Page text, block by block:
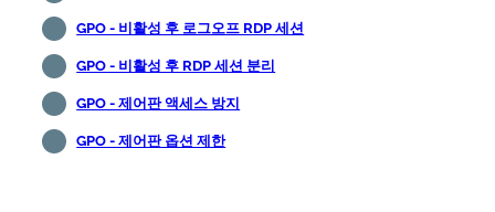
GPO - 비활성 후 로그오프 RDP 세션
GPO - 비활성 후 RDP 세션 분리
GPO - 제어판 액세스 방지
GPO - 제어판 옵션 제한